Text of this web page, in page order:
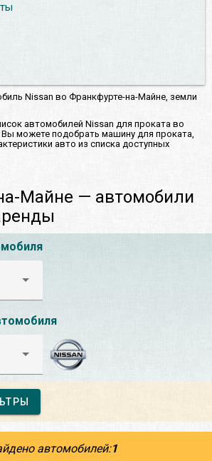
Nissan во Франкфурте-на-Майне, земли
автомобилей Nissan для проката во
можете подобрать машину для проката,
авто из списка доступных
Майне — автомобили
автомобилей:1